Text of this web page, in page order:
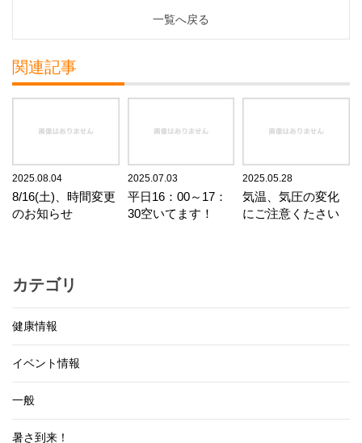
一覧へ戻る
関連記事
2025.08.04
8/16(土)、時間変更
のお知らせ
2025.07.03
平日16：00～17：
30空いてます！
2025.05.28
気温、気圧の変化
にご注意くたさい
カテゴリ
健康情報
イベント情報
一般
暑さ到来！